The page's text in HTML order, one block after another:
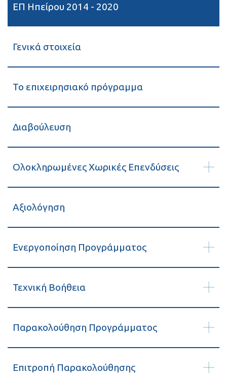
ΕΠ Ηπείρου 2014 - 2020
Γενικά στοιχεία
Το επιχειρησιακό πρόγραμμα
Διαβούλευση
Ολοκληρωμένες Χωρικές Επενδύσεις
Αξιολόγηση
Ενεργοποίηση Προγράμματος
Τεχνική Βοήθεια
Παρακολούθηση Προγράμματος
Επιτροπή Παρακολούθησης